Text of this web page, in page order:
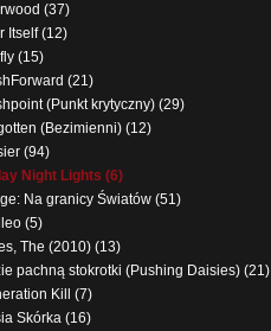
(37)
Itself (12)
(15)
(21)
(Punkt krytyczny) (29)
(Bezimienni) (12)
(94)
Night Lights (6)
Na granicy Światów (51)
(5)
The (2010) (13)
pachną stokrotki (Pushing Daisies) (21)
Kill (7)
Skórka (16)